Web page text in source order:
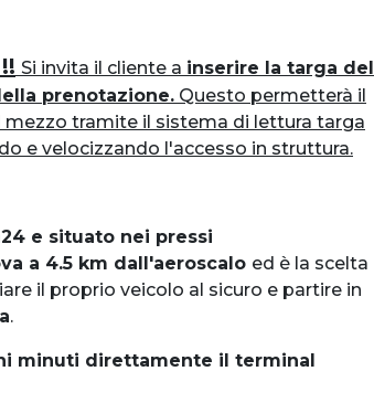
Si invita il cliente a inserire la targa del
prenotazione. Questo permetterà il
tramite il sistema di lettura targa
e velocizzando l'accesso in struttura.
e situato nei pressi
a 4.5 km dall'aeroscalo ed è la scelta
il proprio veicolo al sicuro e partire in
.
minuti direttamente il terminal